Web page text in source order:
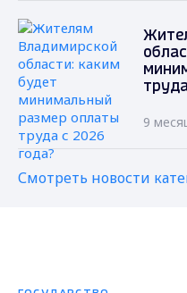
9
Смотреть новости